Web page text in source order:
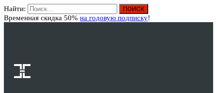
Найти:
Временная скидка 50% на годовую подписку!